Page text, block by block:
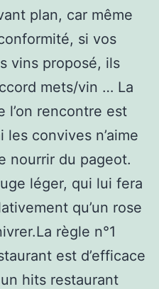
plan, car même
si vos
vins proposé, ils
mets/vin … La
l’on rencontre est
convives n’aime
nourrir du pageot.
léger, qui lui fera
qu’un rose
règle n°1
est d’efficace
hits restaurant